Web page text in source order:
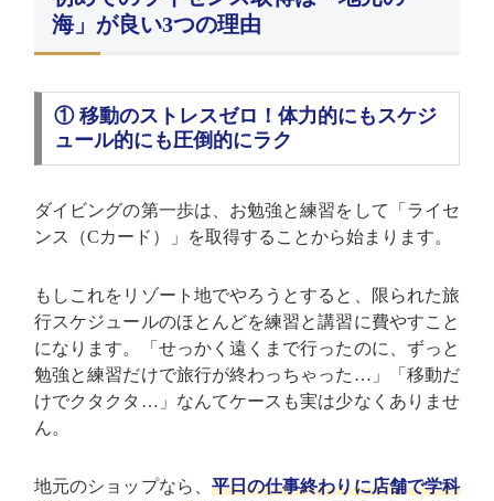
海」が良い3つの理由
① 移動のストレスゼロ！体力的にもスケジ
ュール的にも圧倒的にラク
ダイビングの第一歩は、お勉強と練習をして「ライセ
ンス（Cカード）」を取得することから始まります。
もしこれをリゾート地でやろうとすると、限られた旅
行スケジュールのほとんどを練習と講習に費やすこと
になります。「せっかく遠くまで行ったのに、ずっと
勉強と練習だけで旅行が終わっちゃった…」「移動だ
けでクタクタ…」なんてケースも実は少なくありませ
ん。
地元のショップなら、 平日の仕事終わりに店舗で学科